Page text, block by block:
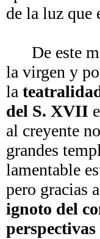
de la luz que
De este
la virgen y
la
del S. XVII
al creyente
grandes
lamentable
pero gracias
ignoto del
perspectivas